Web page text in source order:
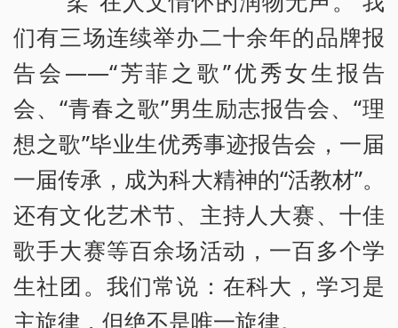
们有三场连续举办二十余年的品牌报
告会——“芳菲之歌”优秀女生报告
会、“青春之歌”男生励志报告会、“理
想之歌”毕业生优秀事迹报告会，一届
一届传承，成为科大精神的“活教材”。
还有文化艺术节、主持人大赛、十佳
歌手大赛等百余场活动，一百多个学
生社团。我们常说：在科大，学习是
主旋律，但绝不是唯一旋律。